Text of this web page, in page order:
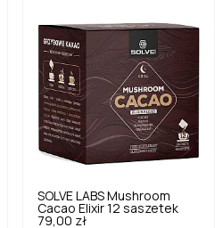
SOLVE LABS Mushroom
Cacao Elixir 12 saszetek
79,00 zł